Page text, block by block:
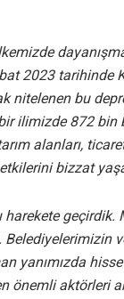
2023 tarihinde
nitelenen bu
ilimizde 872 bin
alanları,
bizzat
geçirdik.
yanımızda
önemli aktörleri